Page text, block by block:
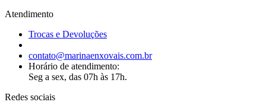
Atendimento
Trocas e Devoluções
contato@marinaenxovais.com.br
Horário de atendimento:
Seg a sex, das 07h às 17h.
Redes sociais